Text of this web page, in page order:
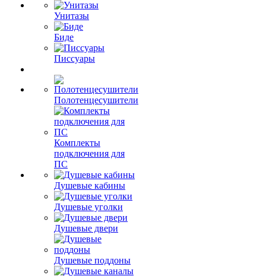
Унитазы
Биде
Писсуары
Полотенцесушители
Комплекты
подключения для
ПС
Душевые кабины
Душевые уголки
Душевые двери
Душевые поддоны